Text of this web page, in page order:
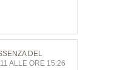
DEL
ALLE ORE 15:26